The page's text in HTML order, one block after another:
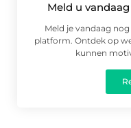
Meld u
Meld je vandaag
platform. Ontdek op
kunnen